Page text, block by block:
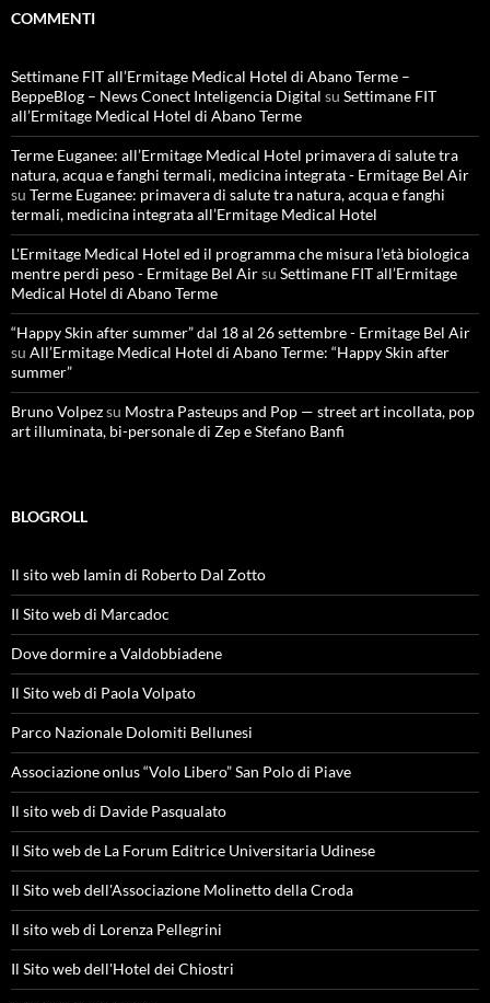
COMMENTI
Settimane FIT all’Ermitage Medical Hotel di Abano Terme –
BeppeBlog – News Conect Inteligencia Digital su Settimane FIT
all’Ermitage Medical Hotel di Abano Terme
Terme Euganee: all’Ermitage Medical Hotel primavera di salute tra
natura, acqua e fanghi termali, medicina integrata - Ermitage Bel Air
su Terme Euganee: primavera di salute tra natura, acqua e fanghi
termali, medicina integrata all’Ermitage Medical Hotel
L'Ermitage Medical Hotel ed il programma che misura l’età biologica
mentre perdi peso - Ermitage Bel Airsu Settimane FIT all’Ermitage
Medical Hotel di Abano Terme
“Happy Skin after summer” dal 18 al 26 settembre - Ermitage Bel Air
su All’Ermitage Medical Hotel di Abano Terme: “Happy Skin after
summer”
Bruno Volpezsu Mostra Pasteups and Pop — street art incollata, pop
art illuminata, bi-personale di Zep e Stefano Banfi
BLOGROLL
Il sito web Iamin di Roberto Dal Zotto
Il Sito web di Marcadoc
Dove dormire a Valdobbiadene
Il Sito web di Paola Volpato
Parco Nazionale Dolomiti Bellunesi
Associazione onlus “Volo Libero” San Polo di Piave
Il sito web di Davide Pasqualato
Il Sito web de La Forum Editrice Universitaria Udinese
Il Sito web dell'Associazione Molinetto della Croda
Il sito web di Lorenza Pellegrini
Il Sito web dell'Hotel dei Chiostri